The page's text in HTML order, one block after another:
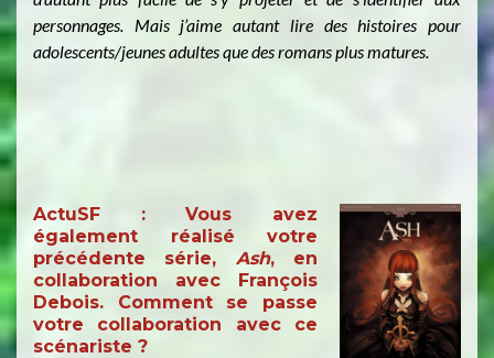
personnages. Mais j’aime autant lire des histoires pour
adolescents/jeunes adultes que des romans plus matures.
ActuSF :Vous avez
également réalisé votre
précédente série, Ash, en
collaboration avec François
Debois. Comment se passe
votre collaboration avec ce
scénariste ?